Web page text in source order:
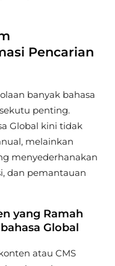
Pencarian
banyak bahasa
penting.
Global kini tidak
melainkan
menyederhanakan
dan pemantauan
yang Ramah
Global
atau CMS